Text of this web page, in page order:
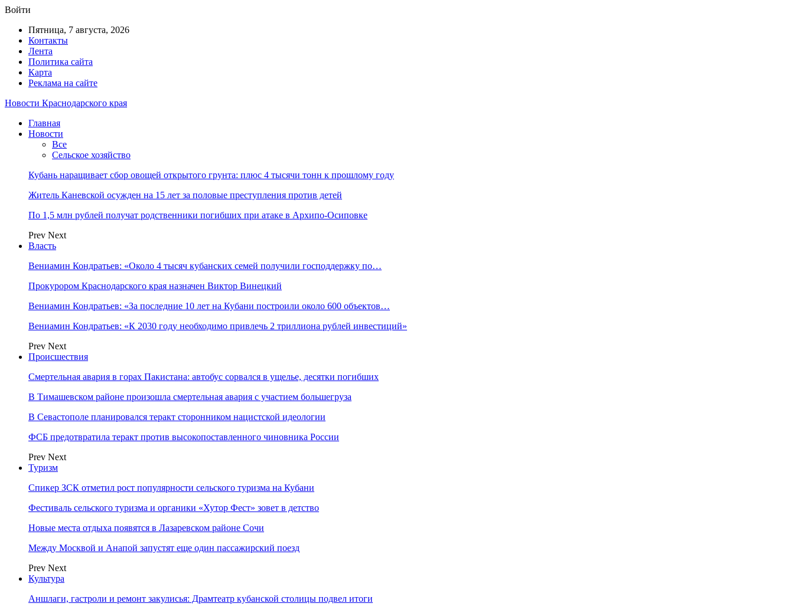
Войти
Пятница, 7 августа, 2026
Контакты
Лента
Политика сайта
Карта
Реклама на сайте
Новости Краснодарского края
Главная
Новости
Все
Сельское хозяйство
Кубань наращивает сбор овощей открытого грунта: плюс 4 тысячи тонн к прошлому году
Житель Каневской осужден на 15 лет за половые преступления против детей
По 1,5 млн рублей получат родственники погибших при атаке в Архипо-Осиповке
Prev Next
Власть
Вениамин Кондратьев: «Около 4 тысяч кубанских семей получили господдержку по…
Прокурором Краснодарского края назначен Виктор Винецкий
Вениамин Кондратьев: «За последние 10 лет на Кубани построили около 600 объектов…
Вениамин Кондратьев: «К 2030 году необходимо привлечь 2 триллиона рублей инвестиций»
Prev Next
Происшествия
Смертельная авария в горах Пакистана: автобус сорвался в ущелье, десятки погибших
В Тимашевском районе произошла смертельная авария с участием большегруза
В Севастополе планировался теракт сторонником нацистской идеологии
ФСБ предотвратила теракт против высокопоставленного чиновника России
Prev Next
Туризм
Спикер ЗСК отметил рост популярности сельского туризма на Кубани
Фестиваль сельского туризма и органики «Хутор Фест» зовет в детство
Новые места отдыха появятся в Лазаревском районе Сочи
Между Москвой и Анапой запустят еще один пассажирский поезд
Prev Next
Культура
Аншлаги, гастроли и ремонт закулисья: Драмтеатр кубанской столицы подвел итоги